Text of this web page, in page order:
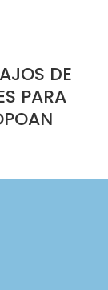
DE
PARA